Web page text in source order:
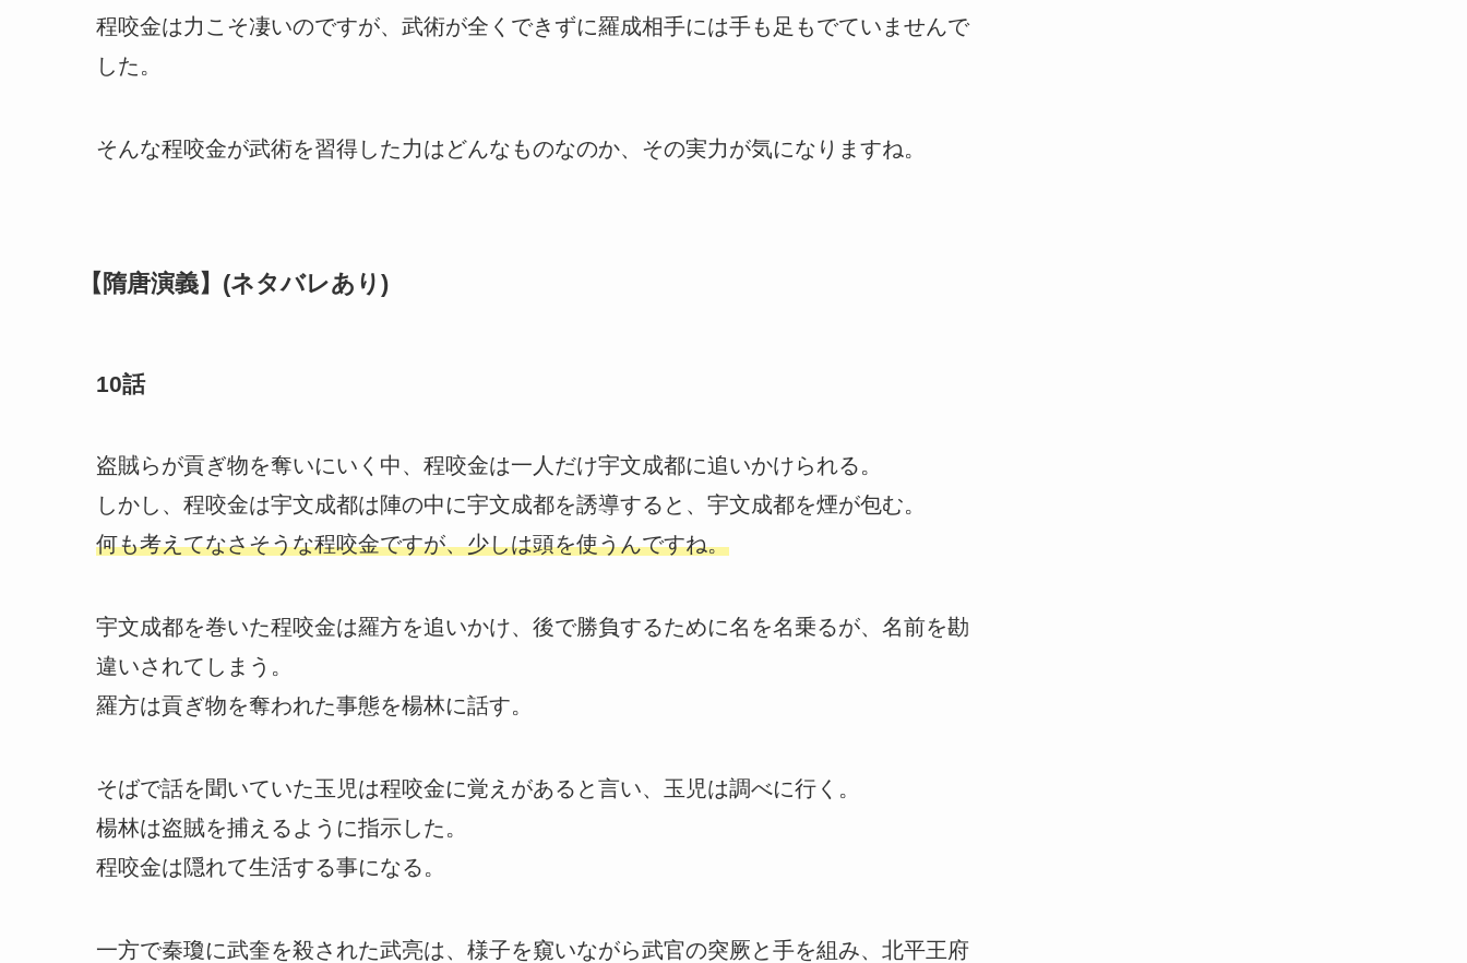
程咬金は力こそ凄いのですが、武術が全くできずに羅成相手には手も足もでていませんで
した。
そんな程咬金が武術を習得した力はどんなものなのか、その実力が気になりますね。
【隋唐演義】(ネタバレあり)
10話
盗賊らが貢ぎ物を奪いにいく中、程咬金は一人だけ宇文成都に追いかけられる。
しかし、程咬金は宇文成都は陣の中に宇文成都を誘導すると、宇文成都を煙が包む。
何も考えてなさそうな程咬金ですが、少しは頭を使うんですね。
宇文成都を巻いた程咬金は羅方を追いかけ、後で勝負するために名を名乗るが、名前を勘
違いされてしまう。
羅方は貢ぎ物を奪われた事態を楊林に話す。
そばで話を聞いていた玉児は程咬金に覚えがあると言い、玉児は調べに行く。
楊林は盗賊を捕えるように指示した。
程咬金は隠れて生活する事になる。
一方で秦瓊に武奎を殺された武亮は、様子を窺いながら武官の突厥と手を組み、北平王府